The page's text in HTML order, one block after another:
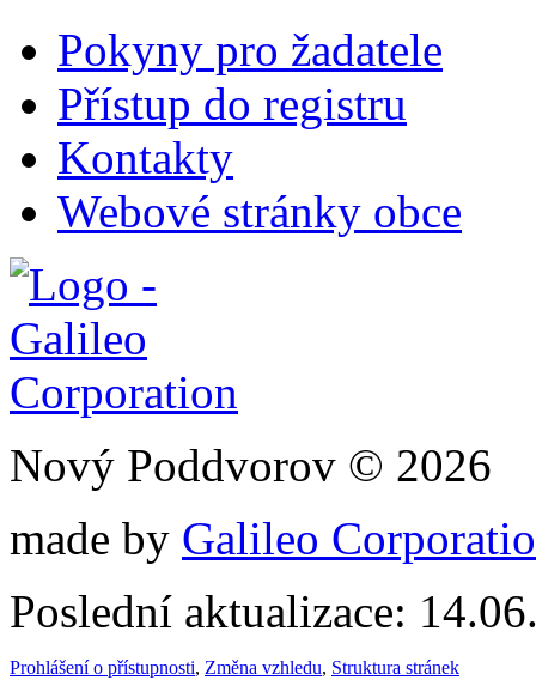
Pokyny pro žadatele
Přístup do registru
Kontakty
Webové stránky obce
Nový Poddvorov © 2026
made by Galileo
Poslední aktualizace:
Prohlášení o přístupnosti, Změna vzhledu, Struktura stránek